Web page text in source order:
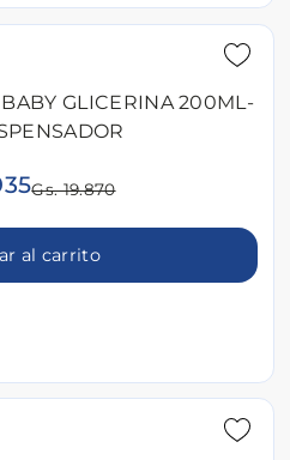
GLICERINA 200ML-
Gs. 19.870
al carrito